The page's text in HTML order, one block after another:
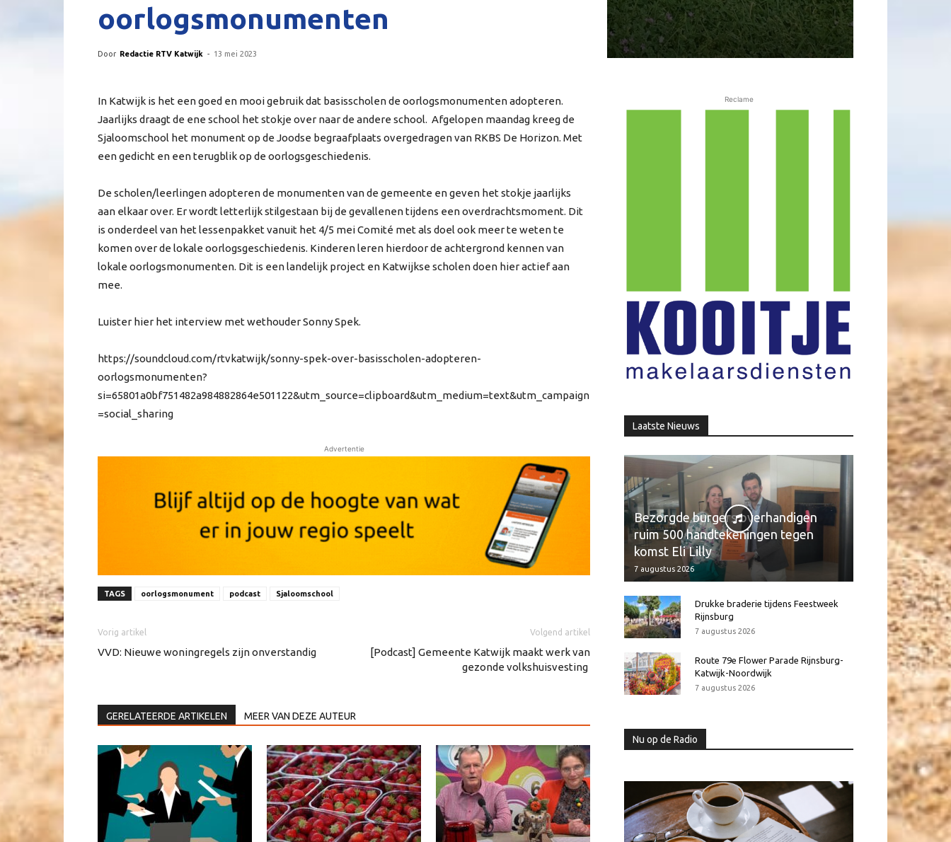
oorlogsmonumenten
Door Redactie RTV Katwijk - 13 mei 2023
In Katwijk is het een goed en mooi gebruik dat basisscholen de oorlogsmonumenten adopteren.
Jaarlijks draagt de ene school het stokje over naar de andere school. Afgelopen maandag kreeg de
Sjaloomschool het monument op de Joodse begraafplaats overgedragen van RKBS De Horizon. Met
een gedicht en een terugblik op de oorlogsgeschiedenis.
De scholen/leerlingen adopteren de monumenten van de gemeente en geven het stokje jaarlijks
aan elkaar over. Er wordt letterlijk stilgestaan bij de gevallenen tijdens een overdrachtsmoment. Dit
is onderdeel van het lessenpakket vanuit het 4/5 mei Comité met als doel ook meer te weten te
komen over de lokale oorlogsgeschiedenis. Kinderen leren hierdoor de achtergrond kennen van
lokale oorlogsmonumenten. Dit is een landelijk project en Katwijkse scholen doen hier actief aan
mee.
Luister hier het interview met wethouder Sonny Spek.
https://soundcloud.com/rtvkatwijk/sonny-spek-over-basisscholen-adopteren-
oorlogsmonumenten?
si=65801a0bf751482a984882864e501122&utm_source=clipboard&utm_medium=text&utm_campaign
=social_sharing
Advertentie
TAGS oorlogsmonument podcast Sjaloomschool
Vorig artikel
VVD: Nieuwe woningregels zijn onverstandig
Volgend artikel
[Podcast] Gemeente Katwijk maakt werk van
gezonde volkshuisvesting
GERELATEERDE ARTIKELEN MEER VAN DEZE AUTEUR
Reclame
Laatste Nieuws
Bezorgde burgers overhandigen
ruim 500 handtekeningen tegen
komst Eli Lilly
7 augustus 2026
Drukke braderie tijdens Feestweek
Rijnsburg
7 augustus 2026
Route 79e Flower Parade Rijnsburg-
Katwijk-Noordwijk
7 augustus 2026
Nu op de Radio